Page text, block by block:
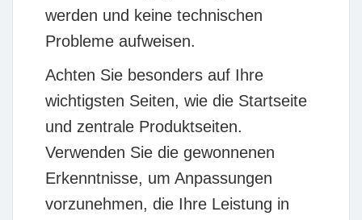
werden und keine technischen
Probleme aufweisen.
Achten Sie besonders auf Ihre
wichtigsten Seiten, wie die Startseite
und zentrale Produktseiten.
Verwenden Sie die gewonnenen
Erkenntnisse, um Anpassungen
vorzunehmen, die Ihre Leistung in